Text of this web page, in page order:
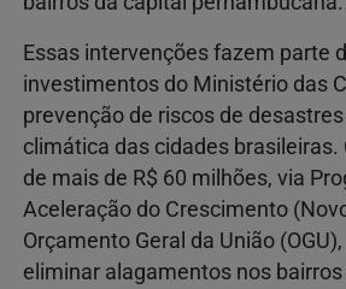
Essas intervenções fazem parte
investimentos do Ministério das
prevenção de riscos de
climática das cidades brasileiras.
de mais de R$ 60 milhões, via
Aceleração do Crescimento
Orçamento Geral da União
eliminar alagamentos nos